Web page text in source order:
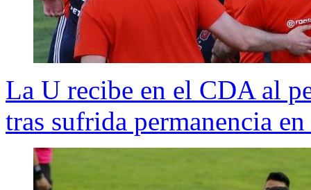
La U recibe en el CDA al
tras sufrida permanencia